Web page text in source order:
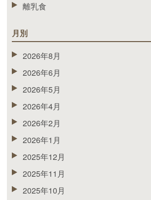
離乳食
月別
2026年8月
2026年6月
2026年5月
2026年4月
2026年2月
2026年1月
2025年12月
2025年11月
2025年10月